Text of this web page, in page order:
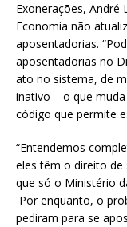
Exonerações, André
Economia não
aposentadorias.
aposentadorias no
ato no sistema, de
inativo – o que
código que permite
“Entendemos
eles têm o direito de
que só o Ministério
Por enquanto, o
pediram para se